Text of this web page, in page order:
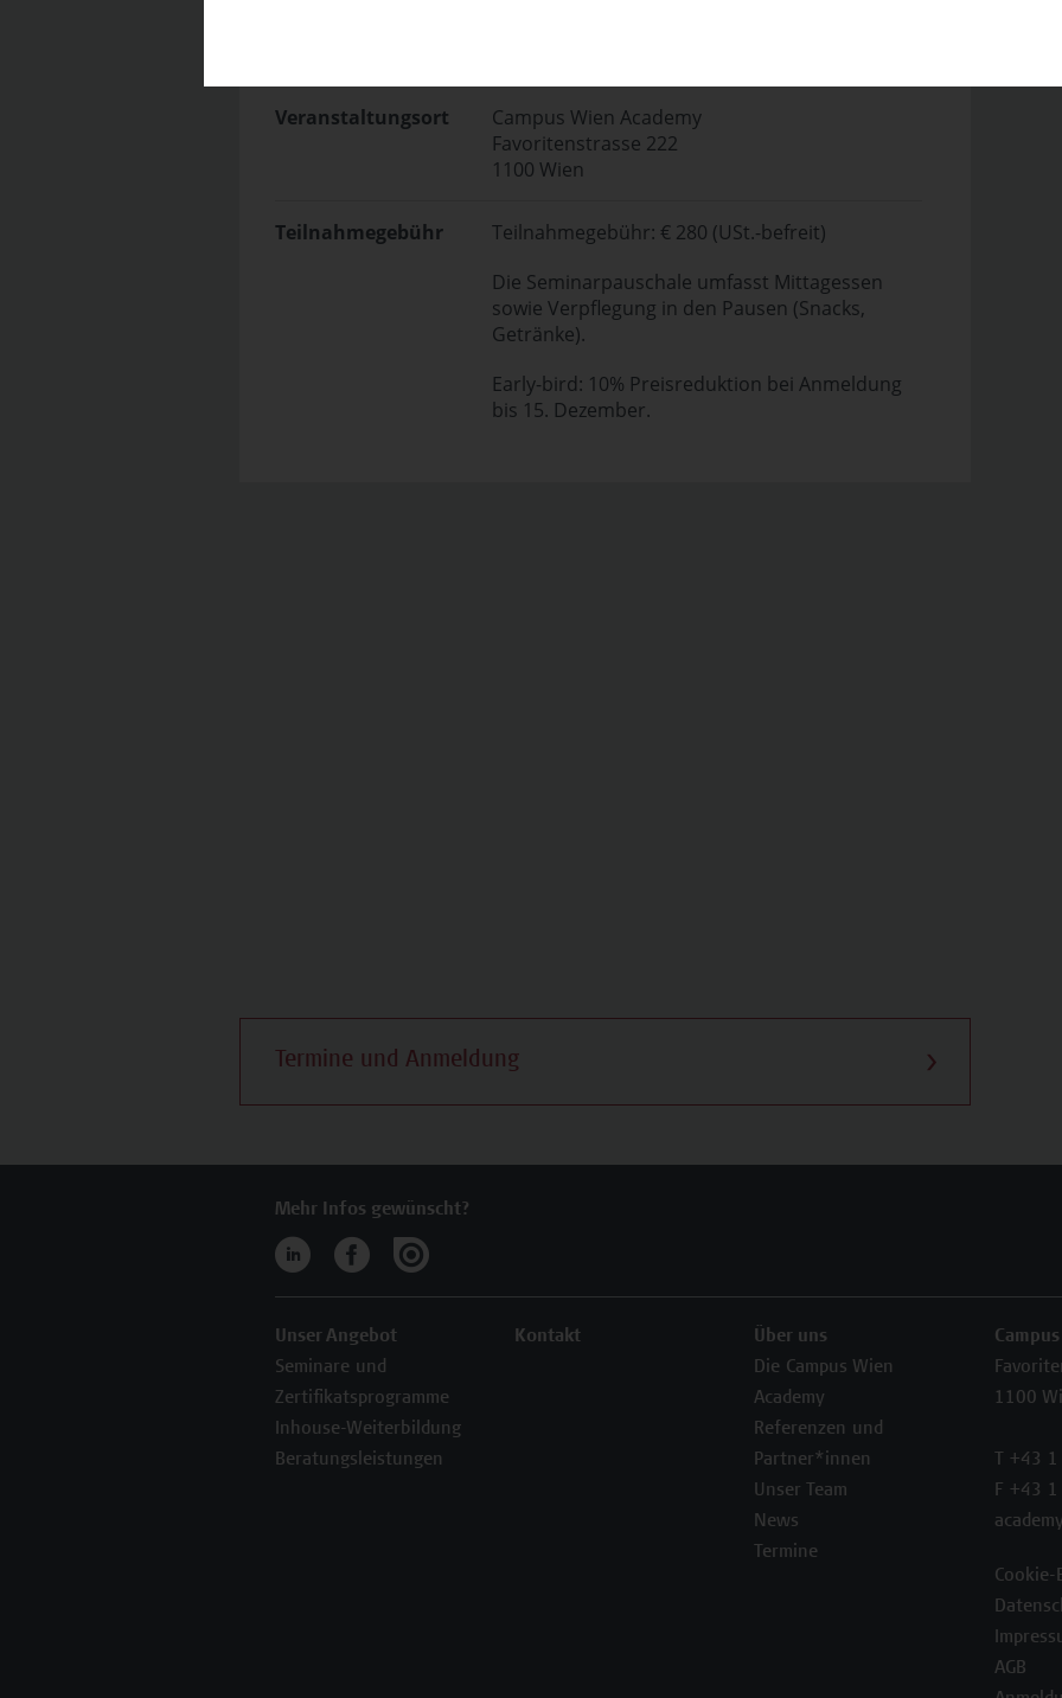
Veranstaltungsort
Campus Wien Academy
Favoritenstrasse 222
1100 Wien
Teilnahmegebühr
Teilnahmegebühr: € 280 (USt.-befreit)
Die Seminarpauschale umfasst Mittagessen
sowie Verpflegung in den Pausen (Snacks,
Getränke).
Early-bird: 10% Preisreduktion bei Anmeldung
bis 15. Dezember.
Termine und Anmeldung
Mehr Infos gewünscht?
Unser Angebot
Seminare und
Zertifikatsprogramme
Inhouse-Weiterbildung
Beratungsleistungen
Über uns
Die Campus Wien
Academy
Referenzen und
Partner*innen
Unser Team
News
Termine
Kontakt
1100
T +43
F +43
Cookie-
AGB